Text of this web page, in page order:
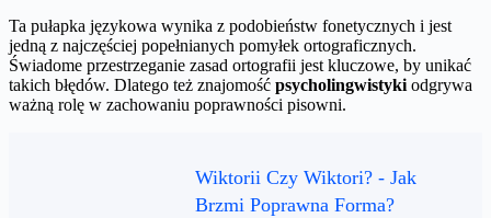
Ta pułapka językowa wynika z podobieństw fonetycznych i jest
jedną z najczęściej popełnianych pomyłek ortograficznych.
Świadome przestrzeganie zasad ortografii jest kluczowe, by unikać
takich błędów. Dlatego też znajomość psycholingwistyki odgrywa
ważną rolę w zachowaniu poprawności pisowni.
Wiktorii Czy Wiktori? - Jak
Brzmi Poprawna Forma?